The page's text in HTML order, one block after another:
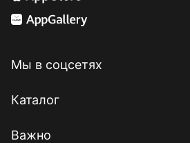
Мы в соцсетях
Каталог
Важно